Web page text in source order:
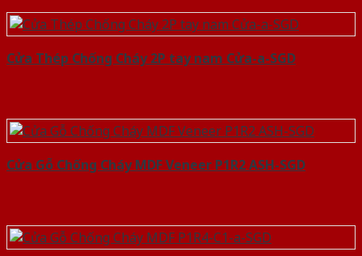
Cửa Thép Chống Cháy 2P tay nam Cửa-a-SGD
Cửa Gỗ Chống Cháy MDF Veneer P1R2 ASH-SGD